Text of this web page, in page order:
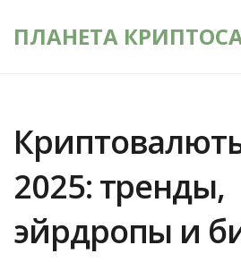
ПЛАНЕТА
2025: тренды,
эйрдропы и